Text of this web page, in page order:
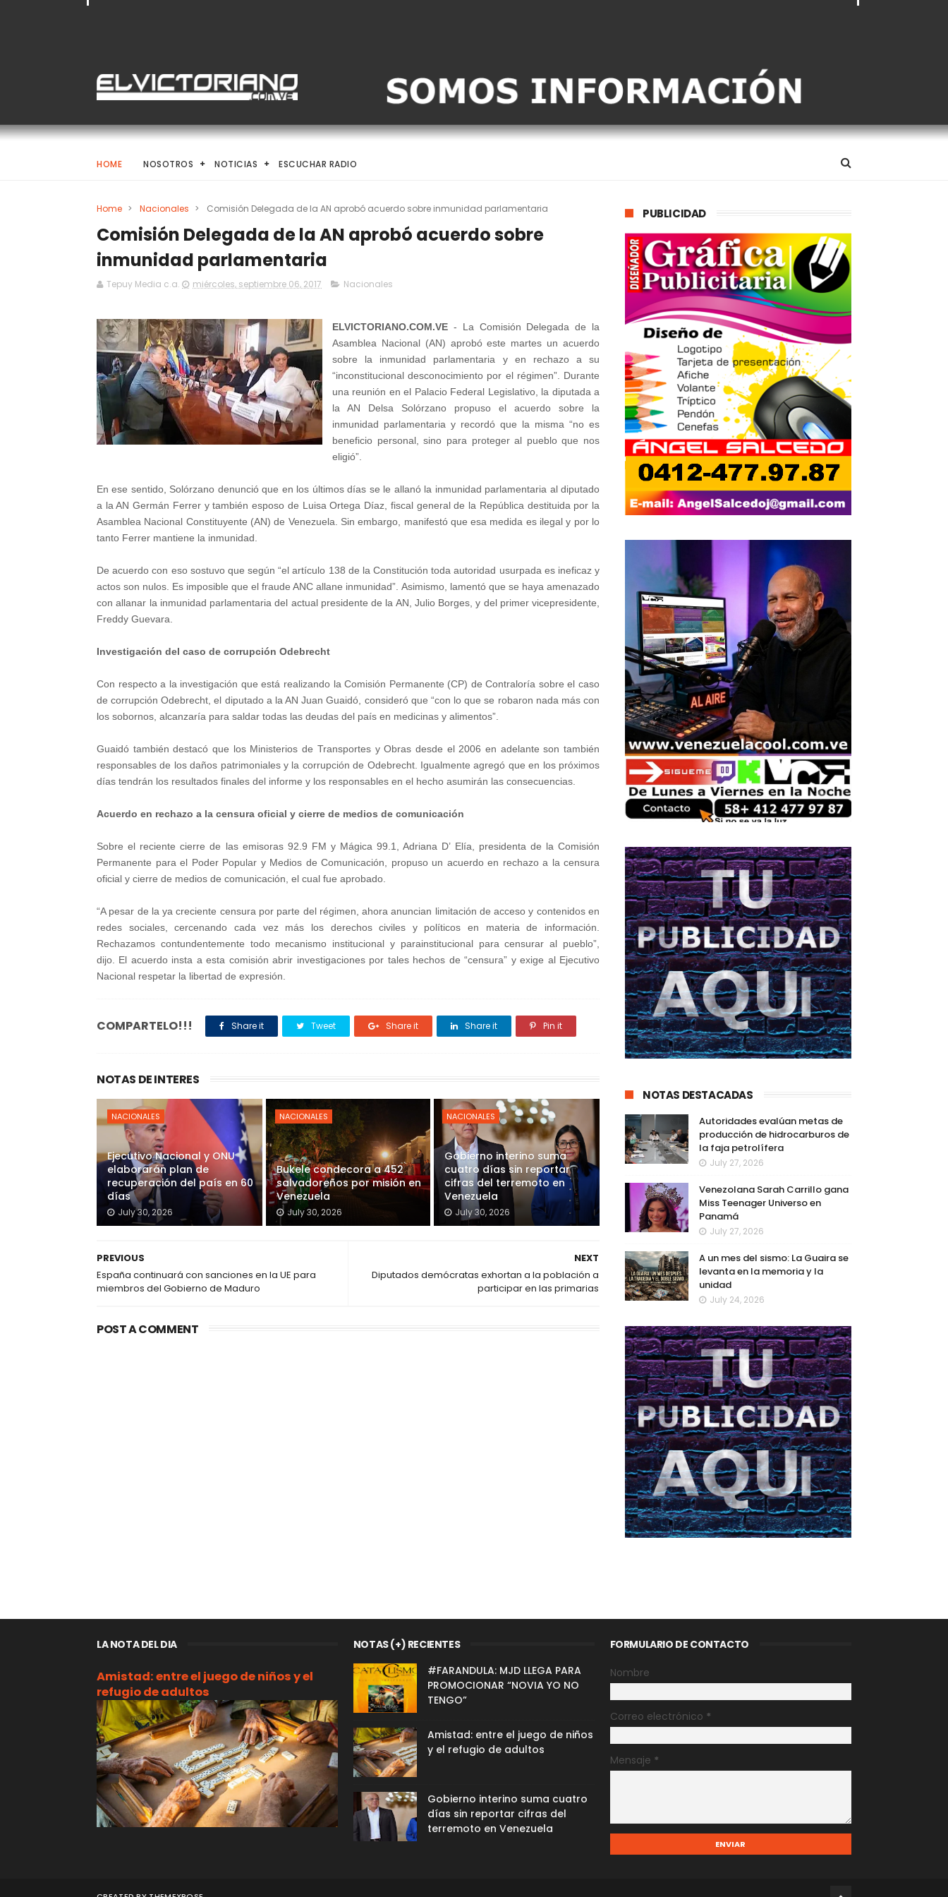
HOME NOSOTROS NOTICIAS ESCUCHAR RADIO
Home > Nacionales > Comisión Delegada de la AN aprobó acuerdo sobre inmunidad parlamentaria
Comisión Delegada de la AN aprobó acuerdo sobre
inmunidad parlamentaria
Tepuy Media c.a. miércoles, septiembre 06, 2017 Nacionales
ELVICTORIANO.COM.VE - La Comisión Delegada de la
Asamblea Nacional (AN) aprobó este martes un acuerdo
sobre la inmunidad parlamentaria y en rechazo a su
“inconstitucional desconocimiento por el régimen”. Durante
una reunión en el Palacio Federal Legislativo, la diputada a
la AN Delsa Solórzano propuso el acuerdo sobre la
inmunidad parlamentaria y recordó que la misma “no es
beneficio personal, sino para proteger al pueblo que nos
eligió”.
En ese sentido, Solórzano denunció que en los últimos días se le allanó la inmunidad parlamentaria al diputado
a la AN Germán Ferrer y también esposo de Luisa Ortega Díaz, fiscal general de la República destituida por la
Asamblea Nacional Constituyente (AN) de Venezuela. Sin embargo, manifestó que esa medida es ilegal y por lo
tanto Ferrer mantiene la inmunidad.
De acuerdo con eso sostuvo que según “el artículo 138 de la Constitución toda autoridad usurpada es ineficaz y
actos son nulos. Es imposible que el fraude ANC allane inmunidad”.Asimismo, lamentó que se haya amenazado
con allanar la inmunidad parlamentaria del actual presidente de la AN, Julio Borges, y del primer vicepresidente,
Freddy Guevara.
Investigación del caso de corrupción Odebrecht
Con respecto a la investigación que está realizando la Comisión Permanente (CP) de Contraloría sobre el caso
de corrupción Odebrecht, el diputado a la AN Juan Guaidó, consideró que “con lo que se robaron nada más con
los sobornos, alcanzaría para saldar todas las deudas del país en medicinas y alimentos”.
Guaidó también destacó que los Ministerios de Transportes y Obras desde el 2006 en adelante son también
responsables de los daños patrimoniales y la corrupción de Odebrecht. Igualmente agregó que en los próximos
días tendrán los resultados finales del informe y los responsables en el hecho asumirán las consecuencias.
Acuerdo en rechazo a la censura oficial y cierre de medios de comunicación
Sobre el reciente cierre de las emisoras 92.9 FM y Mágica 99.1, Adriana D’ Elía, presidenta de la Comisión
Permanente para el Poder Popular y Medios de Comunicación, propuso un acuerdo en rechazo a la censura
oficial y cierre de medios de comunicación, el cual fue aprobado.
“A pesar de la ya creciente censura por parte del régimen, ahora anuncian limitación de acceso y contenidos en
redes sociales, cercenando cada vez más los derechos civiles y políticos en materia de información.
Rechazamos contundentemente todo mecanismo institucional y parainstitucional para censurar al pueblo”,
dijo. El acuerdo insta a esta comisión abrir investigaciones por tales hechos de “censura” y exige al Ejecutivo
Nacional respetar la libertad de expresión.
COMPARTELO!!! Share it Tweet Share it Share it Pin it
NOTAS DE INTERES
NACIONALES
Ejecutivo Nacional y ONU
elaborarán plan de
recuperación del país en 60
días
July 30, 2026
NACIONALES
Bukele condecora a 452
salvadoreños por misión en
Venezuela
July 30, 2026
NACIONALES
Gobierno interino suma
cuatro días sin reportar
cifras del terremoto en
Venezuela
July 30, 2026
NEXT
Diputados demócratas exhortan a la población a
participar en las primarias
PREVIOUS
España continuará con sanciones en la UE para
miembros del Gobierno de Maduro
POST A COMMENT
PUBLICIDAD
NOTAS DESTACADAS
Autoridades evalúan metas de
producción de hidrocarburos de
la faja petrolífera
July 27, 2026
Venezolana Sarah Carrillo gana
Miss Teenager Universo en
Panamá
July 27, 2026
A un mes del sismo: La Guaira se
levanta en la memoria y la
unidad
July 24, 2026
LA NOTA DEL DIA
Amistad: entre el juego de niños y el
refugio de adultos
NOTAS (+) RECIENTES
#FARANDULA: MJD LLEGA PARA
PROMOCIONAR “NOVIA YO NO
TENGO”
Amistad: entre el juego de niños
y el refugio de adultos
Gobierno interino suma cuatro
días sin reportar cifras del
terremoto en Venezuela
FORMULARIO DE CONTACTO
Nombre
Correo electrónico *
Mensaje *